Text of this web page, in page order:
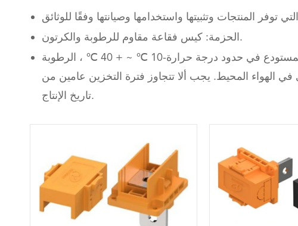
الحزمة: كيس فقاعة مقاوم للرطوبة والكرتون.
مواصفات التخزين: يجب تخزين المنتجات المعبأة في المستودع في حدود درجة حرارة-10 ℃ ~ + 40 ℃ ، الرطوبة
الهواء المحيط. يجب ألا تتجاوز فترة التخزين عامين من
تاريخ الإنتاج.